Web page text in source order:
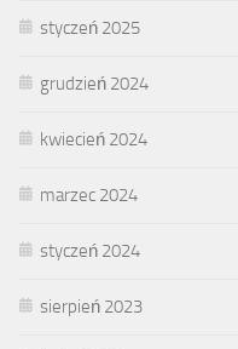
styczeń 2025
grudzień 2024
kwiecień 2024
marzec 2024
styczeń 2024
sierpień 2023